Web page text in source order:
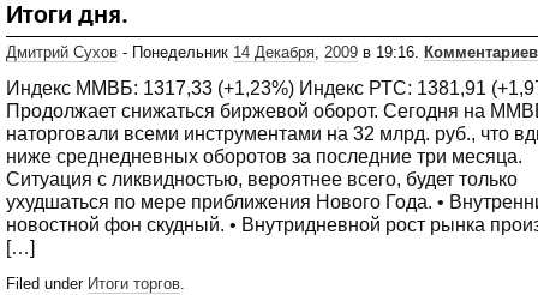
Итоги дня.
Дмитрий Сухов - Понедельник 14 Декабря 2009 в 19:16.
Индекс ММВБ: 1317,33 (+1,23%) Индекс РТС: 1381,91
Продолжает снижаться биржевой оборот. Сегодня на
наторговали всеми инструментами на 32 млрд. руб., что
ниже среднедневных оборотов за последние три месяца.
Ситуация с ликвидностью, вероятнее всего, будет только
ухудшаться по мере приближения Нового Года. •
новостной фон скудный. • Внутридневной рост рынка
[…]
Filed under Итоги торгов.